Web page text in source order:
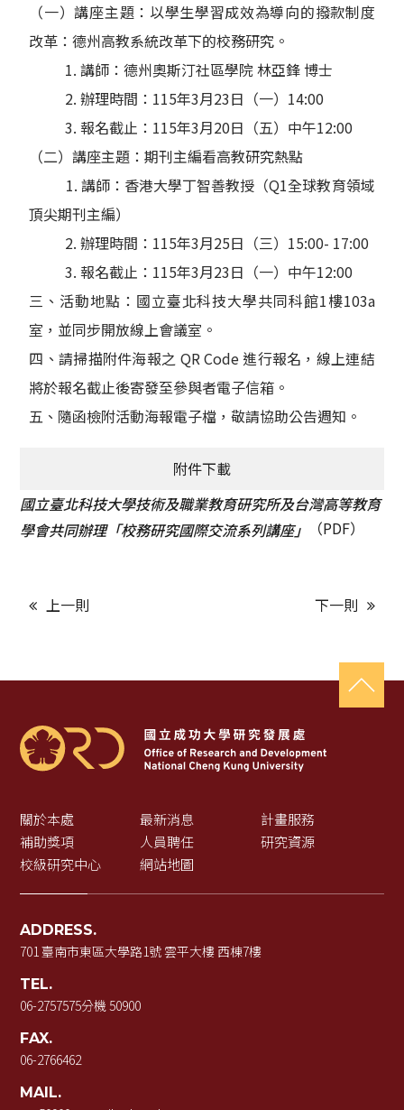
（一）講座主題：以學生學習成效為導向的撥款制度
改革：德州高教系統改革下的校務研究。
1. 講師：德州奧斯汀社區學院 林亞鋒 博士
2. 辦理時間：115年3月23日（一）14:00
3. 報名截止：115年3月20日（五）中午12:00
（二）講座主題：期刊主編看高教研究熱點
1. 講師：香港大學丁智善教授（Q1全球教育領域
頂尖期刊主編）
2. 辦理時間：115年3月25日（三）15:00- 17:00
3. 報名截止：115年3月23日（一）中午12:00
三、活動地點：國立臺北科技大學共同科館1樓103a
室，並同步開放線上會議室。
四、請掃描附件海報之 QR Code 進行報名，線上連結
將於報名截止後寄發至參與者電子信箱。
五、隨函檢附活動海報電子檔，敬請協助公告週知。
附件下載
國立臺北科技大學技術及職業教育研究所及台灣高等教育
學會共同辦理「校務研究國際交流系列講座」
（PDF）
上一則 下一則
關於本處 最新消息
計畫服務
補助獎項
人員聘任
研究資源
校級研究中心
網站地圖
ADDRESS.
701 臺南市東區大學路1號 雲平大樓 西棟7樓
TEL.
06-2757575分機 50900
FAX.
06-2766462
MAIL.